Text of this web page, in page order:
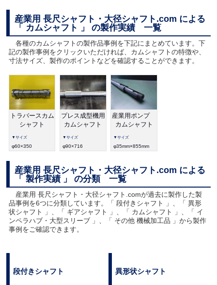
産業用 長尺シャフト・大径シャフト.com による
「 カムシャフト 」 の製作実績 一覧
各種のカムシャフトの製作品事例を下記にまとめています。下
記の製作事例をクリックいただければ、カムシャフトの特徴や、
寸法サイズ、製作のポイントなどを確認することができます。
トラバースカム
シャフト
▼サイズ
φ60×350
プレス成型機用
カムシャフト
▼サイズ
φ90×716
産業用ポンプ
カムシャフト
▼サイズ
φ35mm×855mm
産業用 長尺シャフト・大径シャフト.com による
「 製作実績 」 の分類 一覧
産業用 長尺シャフト・大径シャフト.comが過去に製作した製
品事例を6つに分類しています。「 段付きシャフト 」、「 異形
状シャフト 」、「 ギアシャフト 」、「 カムシャフト 」、「 イ
ンペラハブ・大型スリーブ 」、「 その他 機械加工品 」から製作
事例をご確認できます。
段付きシャフト 異形状シャフト